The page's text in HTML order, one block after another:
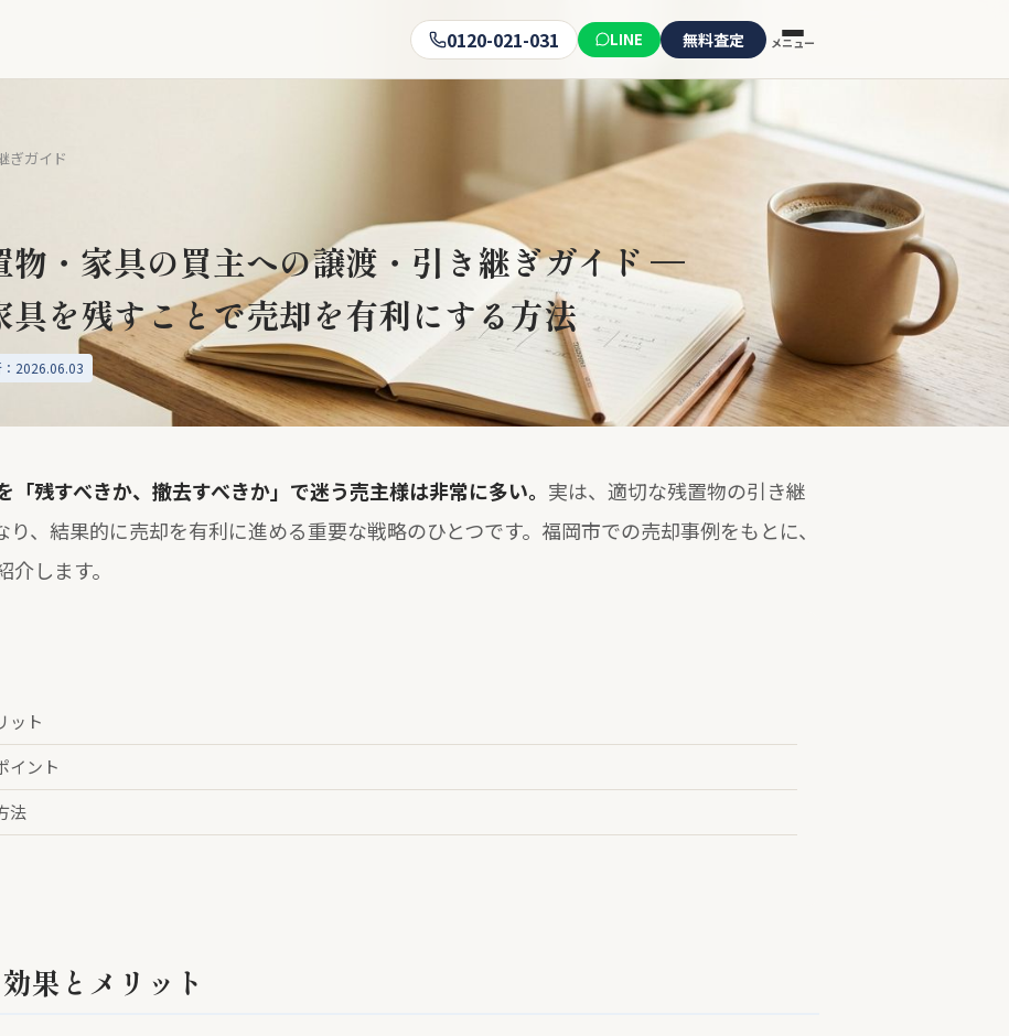
0120-021-031 LINE 無料査定 メニュー
ぎガイド
物・家具の買主への譲渡・引き継ぎガイド —
を残すことで売却を有利にする方法
2026.06.03
残すべきか、撤去すべきか」で迷う売主様は非常に多い。 実は、適切な残置物の引き継
、結果的に売却を有利に進める重要な戦略のひとつです。福岡市での売却事例をもとに、
します。
ット
イント
法
果とメリット